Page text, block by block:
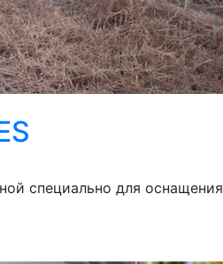
специально для оснащения